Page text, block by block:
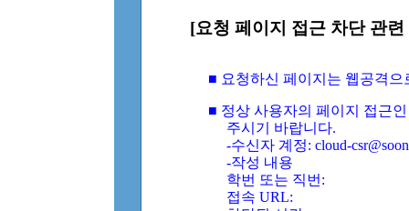
[요청 페이지 접근 차단 관
■ 요청하신 페이지는 웹공격
■ 정상 사용자의 페이지 접근
주시기 바랍니다.
-수신자 계정: cloud-
-작성 내용
학번 또는 직번:
접속 URL: